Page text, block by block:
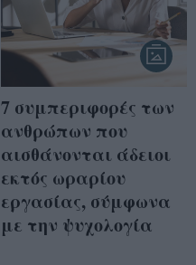
7 συμπεριφορές των
ανθρώπων που
αισθάνονται άδειοι
εκτός ωραρίου
εργασίας, σύμφωνα
με την ψυχολογία